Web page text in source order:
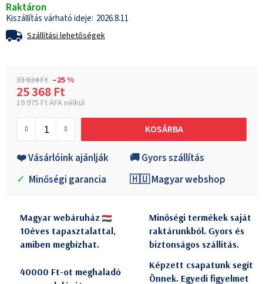
Raktáron
2026.8.11
Szállítási lehetőségek
33 824 Ft –25 %
25 368 Ft
19 975 Ft ÁFA nélkül
KOSÁRBA
❤️ Vásárlóink ajánlják
🚚 Gyors szállítás
✓ Minőségi garancia 🇭🇺 Magyar webshop
Magyar webáruház
10éves tapasztalattal,
amiben megbízhat.
Minőségi termékek saját
raktárunkból. Gyors és
biztonságos szállitás.
40000 Ft-ot meghaladó
Képzett csapatunk segít
Önnek. Egyedi figyelmet